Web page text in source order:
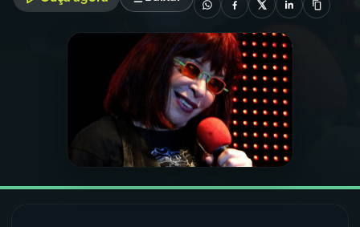
PROGRAMAÇÃO
PROGRAMAS
PODCASTS